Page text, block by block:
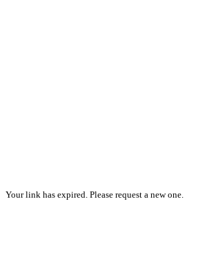
Your link has expired. Please request a new one.